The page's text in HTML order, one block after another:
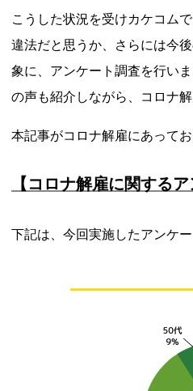
こうした状況を受けカケコム
違法だと思うか、さらには今
象に、アンケート調査を行い
の声も紹介しながら、コロナ
本記事がコロナ解雇にあって
【コロナ解雇に関する
下記は、今回実施したアンケ